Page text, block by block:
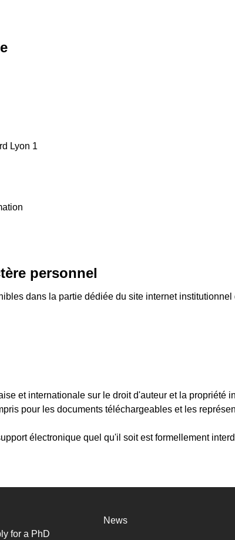
Lyon 1
personnel
dans la partie dédiée du site internet institutionnel
et internationale sur le droit d'auteur et la propriété
pour les documents téléchargeables et les
électronique quel qu'il soit est formellement
for a PhD
News